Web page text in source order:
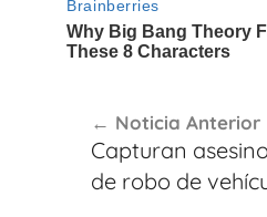
de
entradas
Noticia Anterior
Capturan
de robo de